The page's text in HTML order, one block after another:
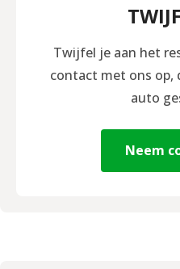
Twijfel je aan het
contact met ons
auto
Neem